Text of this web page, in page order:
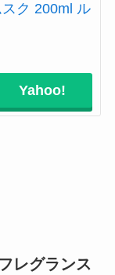
ク 200ml ル
Yahoo!
レグランス